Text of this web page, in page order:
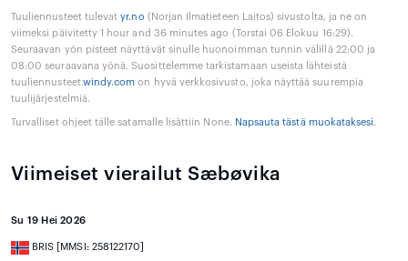
Tuuliennusteet tulevatyr.no (Norjan Ilmatieteen Laitos) sivustolta, ja ne on
viimeksi päivitetty 1 hour and 36 minutes ago (Torstai 06 Elokuu 16:29).
Seuraavan yön pisteet näyttävät sinulle huonoimman tunnin välillä 22:00 ja
08:00 seuraavana yönä. Suosittelemme tarkistamaan useista lähteistä
tuuliennusteet.windy.com on hyvä verkkosivusto, joka näyttää suurempia
tuulijärjestelmiä.
Turvalliset ohjeet tälle satamalle lisättiin None. Napsauta tästä muokataksesi.
Viimeiset vierailut Sæbøvika
Su 19 Hei 2026
BRIS [MMSI: 258122170]